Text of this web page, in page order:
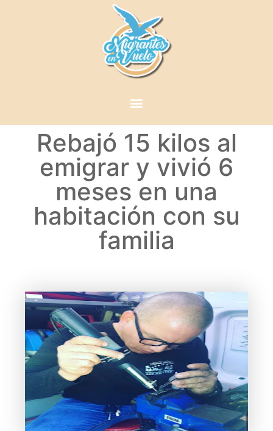
Rebajó 15 kilos al
emigrar y vivió 6
meses en una
habitación con su
familia